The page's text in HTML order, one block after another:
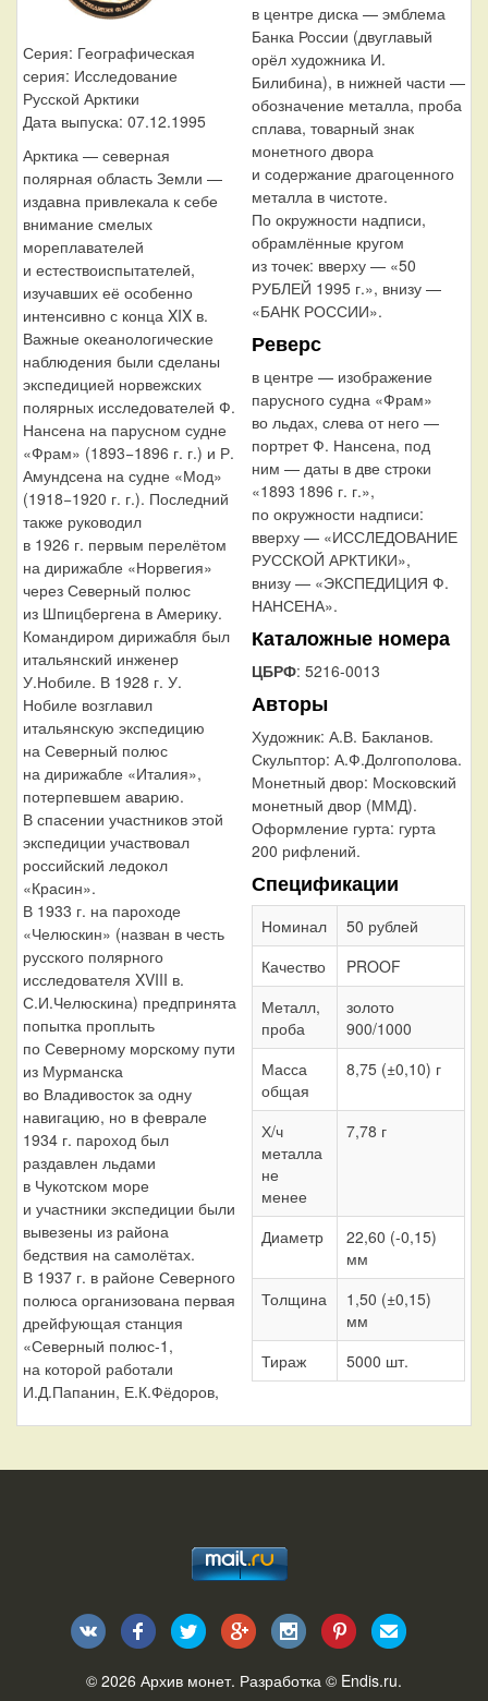
Серия: Географическая
серия: Исследование
Русской Арктики
Дата выпуска: 07.12.1995
Арктика — северная
полярная область Земли —
издавна привлекала к себе
внимание смелых
мореплавателей
и естествоиспытателей,
изучавших её особенно
интенсивно с конца XIX в.
Важные океанологические
наблюдения были сделаны
экспедицией норвежских
полярных исследователей Ф.
Нансена на парусном судне
«Фрам» (1893−1896 г. г.) и Р.
Амундсена на судне «Мод»
(1918−1920 г. г.). Последний
также руководил
в 1926 г. первым перелётом
на дирижабле «Норвегия»
через Северный полюс
из Шпицбергена в Америку.
Командиром дирижабля был
итальянский инженер
У.Нобиле. В 1928 г. У.
Нобиле возглавил
итальянскую экспедицию
на Северный полюс
на дирижабле «Италия»,
потерпевшем аварию.
В спасении участников этой
экспедиции участвовал
российский ледокол
«Красин».
В 1933 г. на пароходе
«Челюскин» (назван в честь
русского полярного
исследователя XVIII в.
С.И.Челюскина) предпринята
попытка проплыть
по Северному морскому пути
из Мурманска
во Владивосток за одну
навигацию, но в феврале
1934 г. пароход был
раздавлен льдами
в Чукотском море
и участники экспедиции были
вывезены из района
бедствия на самолётах.
В 1937 г. в районе Северного
полюса организована первая
дрейфующая станция
«Северный полюс-1,
на которой работали
И.Д.Папанин, Е.К.Фёдоров,
в центре диска — эмблема
Банка России (двуглавый
орёл художника И.
Билибина), в нижней части —
обозначение металла, проба
сплава, товарный знак
монетного двора
и содержание драгоценного
металла в чистоте.
По окружности надписи,
обрамлённые кругом
из точек: вверху — «50
РУБЛЕЙ 1995 г.», внизу —
«БАНК РОССИИ».
Реверс
в центре — изображение
парусного судна «Фрам»
во льдах, слева от него —
портрет Ф. Нансена, под
ним — даты в две строки
«1893 1896 г. г.»,
по окружности надписи:
вверху — «ИССЛЕДОВАНИЕ
РУССКОЙ АРКТИКИ»,
внизу — «ЭКСПЕДИЦИЯ Ф.
НАНСЕНА».
Каталожные номера
ЦБРФ: 5216-0013
Авторы
Художник: А.В. Бакланов.
Скульптор: А.Ф.Долгополова.
Монетный двор: Московский
монетный двор (ММД).
Оформление гурта: гурта
200 рифлений.
Спецификации
Номинал
50 рублей
Качество
PROOF
Металл,
проба
золото
900/1000
Масса
общая
8,75 (±0,10) г
Х/ч
металла
не
менее
7,78 г
Диаметр
22,60 (-0,15)
мм
Толщина
1,50 (±0,15)
мм
Тираж
5000 шт.
© 2026 Архив монет. Разработка © Endis.ru.